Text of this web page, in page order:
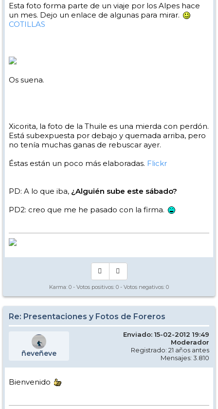
Esta foto forma parte de un viaje por los Alpes hace
un mes. Dejo un enlace de algunas para mirar.
COTILLAS
Os suena.
Xicorita, la foto de la Thuile es una mierda con perdón.
Está subexpuesta por debajo y quemada arriba, pero
no tenía muchas ganas de rebuscar ayer.
Éstas están un poco más elaboradas. Flickr
PD: A lo que iba, ¿Alguién sube este sábado?
PD2: creo que me he pasado con la firma.
Karma: 0 - Votos positivos: 0 - Votos negativos: 0
Re: Presentaciones y Fotos de Foreros
ñeveñeve
Enviado: 15-02-2012 19:49
Moderador
Registrado: 21 años antes
Mensajes: 3.810
Bienvenido